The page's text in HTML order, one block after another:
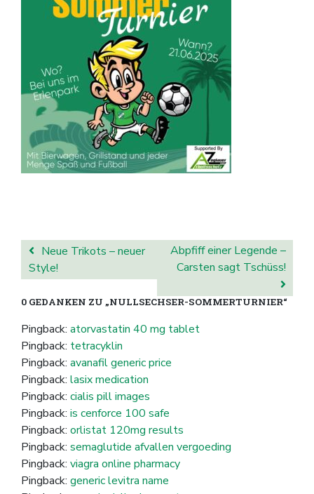
BEITRAGSNAVIGATION
Neue Trikots – neuer
Style!
Abpfiff einer Legende –
Carsten sagt Tschüss!
0 GEDANKEN ZU „NULLSECHSER-SOMMERTURNIER“
Pingback: atorvastatin 40 mg tablet
Pingback: tetracyklin
Pingback: avanafil generic price
Pingback: lasix medication
Pingback: cialis pill images
Pingback: is cenforce 100 safe
Pingback: orlistat 120mg results
Pingback: semaglutide afvallen vergoeding
Pingback: viagra online pharmacy
Pingback: generic levitra name